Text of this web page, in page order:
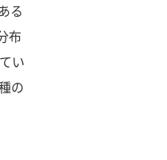
る
布
い
の